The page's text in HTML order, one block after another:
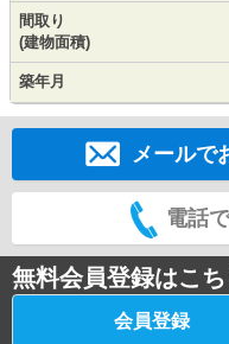
間取り
(建物面積)
築年月
メールで
電話
無料会員登録はこち
会員登録